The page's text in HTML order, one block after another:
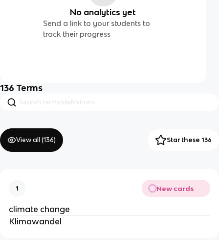
No analytics yet
Send a link to your students to
track their progress
136 Terms
View all (136) Star these 136
1 New cards
climate change
Klimawandel